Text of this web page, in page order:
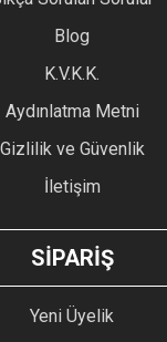
eksik bilgiler bulunuyor.
hatalar bulunuyor.
sitelerden daha pahalı.
GÖNDER
Blog
K.V.K.K.
Aydınlatma Metni
Gizlilik ve Güvenlik
İletişim
SİPARİŞ
Yeni Üyelik